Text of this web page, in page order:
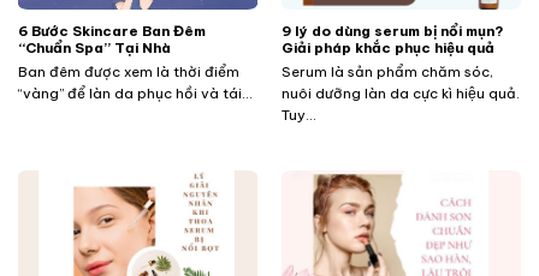
​​​​​​6 Bước Skincare Ban Đêm
“Chuẩn Spa” Tại Nhà
Ban đêm được xem là thời điểm
“vàng” để làn da phục hồi và tái...
9 lý do dùng serum bị nổi mụn?
Giải pháp khắc phục hiệu quả
Serum là sản phẩm chăm sóc,
nuôi dưỡng làn da cực kì hiệu quả.
Tuy...